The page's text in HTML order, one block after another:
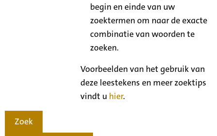
begin en einde van uw
zoektermen om naar de exacte
combinatie van woorden te
zoeken.
Voorbeelden van het gebruik van
deze leestekens en meer zoektips
vindt u hier.
Zoek